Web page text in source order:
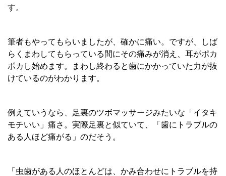
す。
筆者もやってもらいましたが、確かに痛い。ですが、しば
らくまわしてもらっている間にその痛みが消え、耳がポカ
ポカし始めます。まわし終わると歯にかかっていた力が抜
けているのがわかります。
例えていうなら、足裏のツボマッサージみたいな「イタキ
モチいい」痛さ。実際足裏と似ていて、「歯にトラブルの
ある人ほど痛がる」のだそう。
「虫歯がある人のほとんどは、かみ合わせにトラブルを持